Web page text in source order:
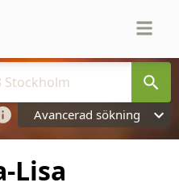
Avancerad sökning
Lisa